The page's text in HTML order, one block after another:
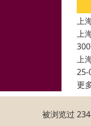
上
上
上
25-
更
被浏览过